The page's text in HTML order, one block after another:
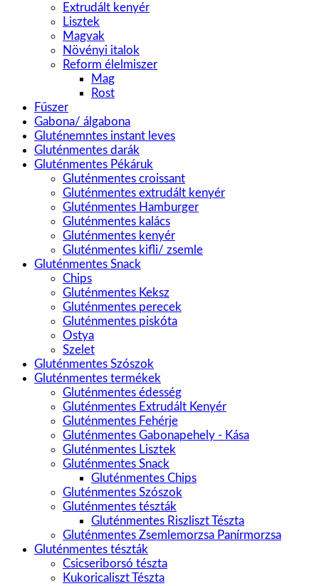
Extrudált kenyér
Lisztek
Magvak
Növényi italok
Reform élelmiszer
Mag
Rost
Fűszer
Gabona/ álgabona
Gluténemntes instant leves
Gluténmentes darák
Gluténmentes Pékáruk
Gluténmentes croissant
Gluténmentes extrudált kenyér
Gluténmentes Hamburger
Gluténmentes kalács
Gluténmentes kenyér
Gluténmentes kifli/ zsemle
Gluténmentes Snack
Chips
Gluténmentes Keksz
Gluténmentes perecek
Gluténmentes piskóta
Ostya
Szelet
Gluténmentes Szószok
Gluténmentes termékek
Gluténmentes édesség
Gluténmentes Extrudált Kenyér
Gluténmentes Fehérje
Gluténmentes Gabonapehely - Kása
Gluténmentes Lisztek
Gluténmentes Snack
Gluténmentes Chips
Gluténmentes Szószok
Gluténmentes tészták
Gluténmentes Riszliszt Tészta
Gluténmentes Zsemlemorzsa Panírmorzsa
Gluténmentes tészták
Csicseriborsó tészta
Kukoricaliszt Tészta